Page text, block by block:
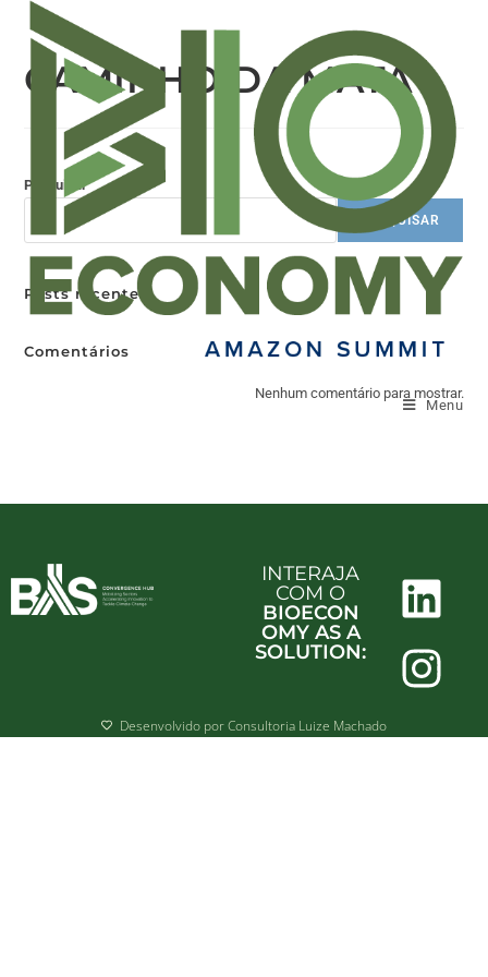
Menu
CAMINHO DA MATA
Pesquisar
PESQUISAR
Posts recentes
Comentários
Nenhum comentário para mostrar.
INTERAJA
COM O
BIOECON
OMY AS A
SOLUTION:
Desenvolvido por Consultoria Luize Machado